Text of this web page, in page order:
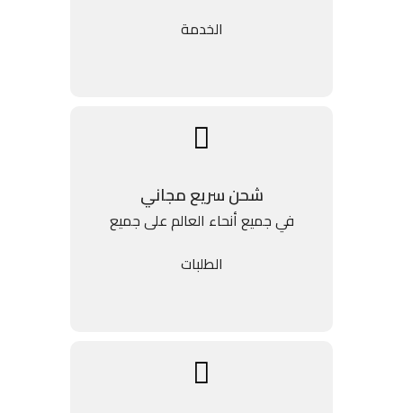
الخدمة
شحن سريع مجاني
في جميع أنحاء العالم على جميع
الطلبات